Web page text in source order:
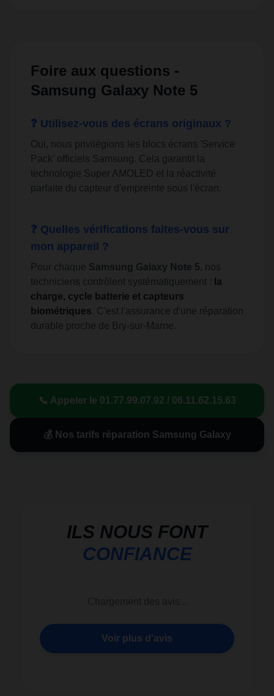
Foire aux questions -
Samsung Galaxy Note 5
❓ Utilisez-vous des écrans originaux ?
Oui, nous privilégions les blocs écrans 'Service
Pack' officiels Samsung. Cela garantit la
technologie Super AMOLED et la réactivité
parfaite du capteur d'empreinte sous l'écran.
❓ Quelles vérifications faites-vous sur
mon appareil ?
Pour chaque Samsung Galaxy Note 5, nos
techniciens contrôlent systématiquement : la
charge, cycle batterie et capteurs
biométriques. C'est l'assurance d'une réparation
durable proche de Bry-sur-Marne.
📞 Appeler le 01.77.99.07.92 / 06.11.62.15.63
💰 Nos tarifs réparation Samsung Galaxy
ILS NOUS FONT
CONFIANCE
Voir plus d'avis